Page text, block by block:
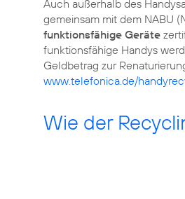
Auch außerhalb des
gemeinsam mit dem NABU
funktionsfähige Geräte
funktionsfähige Handys
Geldbetrag zur
www.telefonica.de/
Wie der